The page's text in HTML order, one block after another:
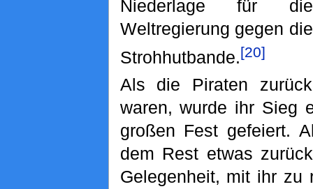
Niederlage für die
Weltregierung gegen die
Strohhutbande.[20]
Als die Piraten
waren, wurde ihr Sieg
großen Fest gefeiert.
dem Rest etwas
Gelegenheit, mit ihr zu